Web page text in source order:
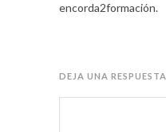
encorda2formación.
DEJA UNA RESPUESTA